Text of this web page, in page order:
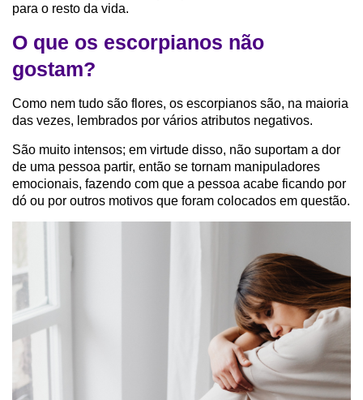
para o resto da vida.
O que os escorpianos não
gostam?
Como nem tudo são flores, os escorpianos são, na maioria
das vezes, lembrados por vários atributos negativos.
São muito intensos; em virtude disso, não suportam a dor
de uma pessoa partir, então se tornam manipuladores
emocionais, fazendo com que a pessoa acabe ficando por
dó ou por outros motivos que foram colocados em questão.